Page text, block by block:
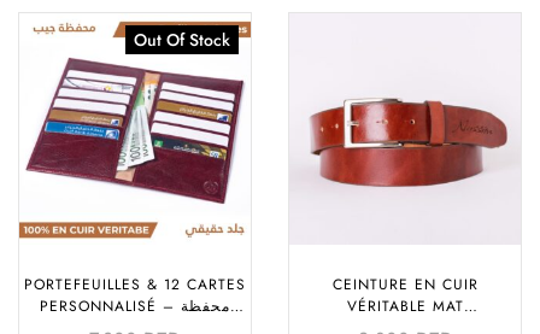
Out Of Stock
PORTEFEUILLES & 12 CARTES
PERSONNALISÉ – محفظة
جيب
CEINTURE EN CUIR
VÉRITABLE MAT
PERSONNALISÉE